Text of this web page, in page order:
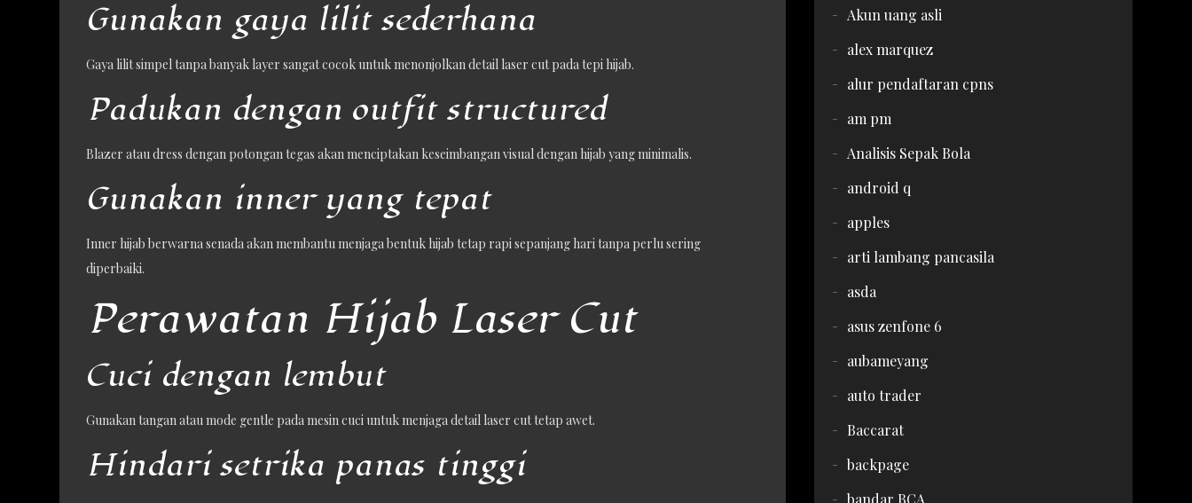
Gunakan gaya lilit sederhana
Gaya lilit simpel tanpa banyak layer sangat cocok untuk menonjolkan detail laser cut pada tepi hijab.
Padukan dengan outfit structured
Blazer atau dress dengan potongan tegas akan menciptakan keseimbangan visual dengan hijab yang minimalis.
Gunakan inner yang tepat
Inner hijab berwarna senada akan membantu menjaga bentuk hijab tetap rapi sepanjang hari tanpa perlu sering
diperbaiki.
Perawatan Hijab Laser Cut
Cuci dengan lembut
Gunakan tangan atau mode gentle pada mesin cuci untuk menjaga detail laser cut tetap awet.
Hindari setrika panas tinggi
Akun uang asli
alex marquez
alur pendaftaran cpns
am pm
Analisis Sepak Bola
android q
apples
arti lambang pancasila
asda
asus zenfone 6
aubameyang
auto trader
Baccarat
backpage
bandar BCA